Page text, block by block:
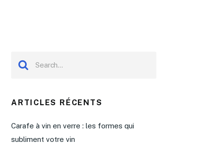
ARTICLES RÉCENTS
Carafe à vin en verre : les formes qui
subliment votre vin